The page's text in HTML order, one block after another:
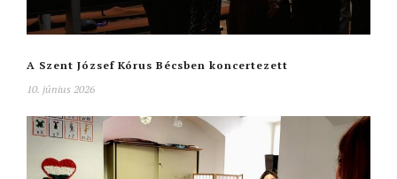
A Szent József Kórus Bécsben koncertezett
10. június 2026